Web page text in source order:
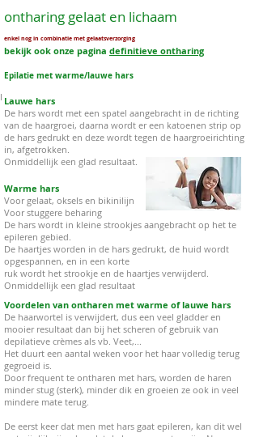
ontharing gelaat en lichaam
enkel nog in combinatie met gelaatsverzorging
bekijk ook onze pagina definitieve ontharing
Warme hars
Voor gelaat, oksels en bikinilijn
Voor stuggere beharing
De hars wordt in kleine strookjes aangebracht op het te
epileren gebied.
De haartjes worden in de hars gedrukt, de huid wordt
opgespannen, en in een korte
ruk wordt het strookje en de haartjes verwijderd.
Onmiddellijk een glad resultaat
Epilatie met warme/lauwe hars
Lauwe hars
De hars wordt met een spatel aangebracht in de richting
van de haargroei, daarna wordt er een katoenen strip op
de hars gedrukt en deze wordt tegen de haargroeirichting
in, afgetrokken.
Onmiddellijk een glad resultaat.
Voordelen van ontharen met warme of lauwe hars
De haarwortel is verwijdert, dus een veel gladder en
mooier resultaat dan bij het scheren of gebruik van
depilatieve crèmes als vb. Veet,...
Het duurt een aantal weken voor het haar volledig terug
gegroeid is.
Door frequent te ontharen met hars, worden de haren
minder stug (sterk), minder dik en groeien ze ook in veel
mindere mate terug.
De eerst keer dat men met hars gaat epileren, kan dit wel